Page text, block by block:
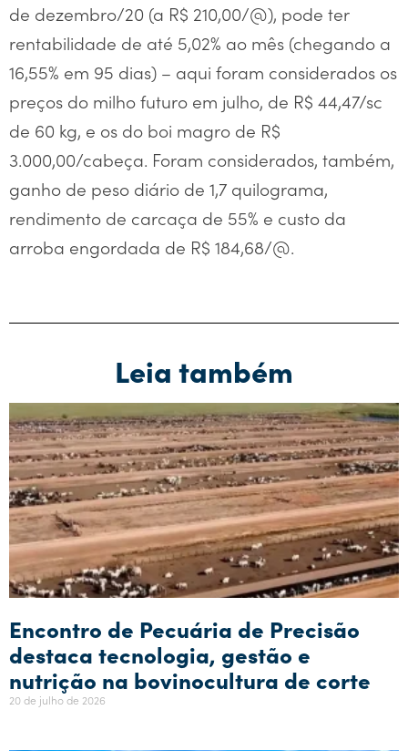
de dezembro/20 (a R$ 210,00/@), pode ter
rentabilidade de até 5,02% ao mês (chegando a
16,55% em 95 dias) – aqui foram considerados os
preços do milho futuro em julho, de R$ 44,47/sc
de 60 kg, e os do boi magro de R$
3.000,00/cabeça. Foram considerados, também,
ganho de peso diário de 1,7 quilograma,
rendimento de carcaça de 55% e custo da
arroba engordada de R$ 184,68/@.
Leia também
Encontro de Pecuária de Precisão
destaca tecnologia, gestão e
nutrição na bovinocultura de corte
20 de julho de 2026